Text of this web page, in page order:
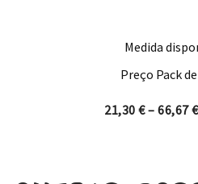
Medida
Preço Pack
21,30€– 66,67€